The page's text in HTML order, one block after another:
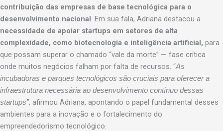
contribuição das empresas de base tecnológica para o
desenvolvimento nacional . Em sua fala, Adriana destacou a
necessidade de apoiar startups em setores de alta
complexidade, como biotecnologia e inteligência artificial, para
que possam superar o chamado “vale da morte” — fase crítica
onde muitos negócios falham por falta de recursos. “As
incubadoras e parques tecnológicos são cruciais para oferecer a
infraestrutura necessária ao desenvolvimento contínuo dessas
startups”, afirmou Adriana, apontando o papel fundamental desses
ambientes para a inovação e o fortalecimento do
empreendedorismo tecnológico.